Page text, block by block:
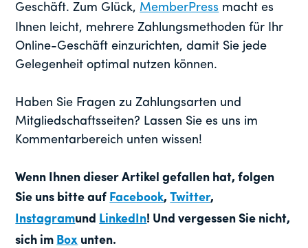
Geschäft. Zum Glück, MemberPress macht es
Ihnen leicht, mehrere Zahlungsmethoden für Ihr
Online-Geschäft einzurichten, damit Sie jede
Gelegenheit optimal nutzen können.
Haben Sie Fragen zu Zahlungsarten und
Mitgliedschaftsseiten? Lassen Sie es uns im
Kommentarbereich unten wissen!
Wenn Ihnen dieser Artikel gefallen hat, folgen
Sie uns bitte auf Facebook,Twitter,
Instagramund LinkedIn! Und vergessen Sie nicht,
sich im Box unten.